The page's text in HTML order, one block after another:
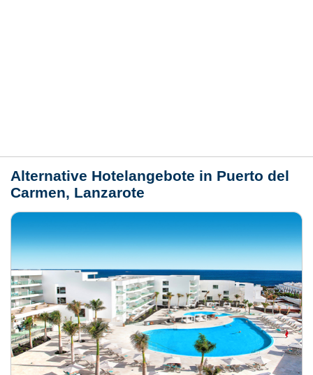
Alternative Hotelangebote in Puerto del
Carmen, Lanzarote